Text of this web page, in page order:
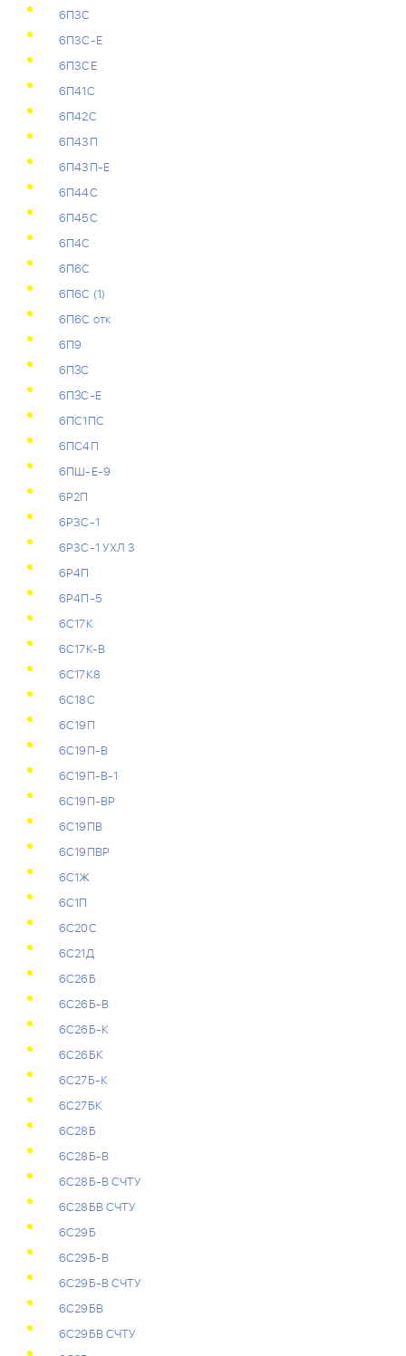
6П3С
6П3С-Е
6П3СЕ
6П41С
6П42С
6П43П
6П43П-Е
6П44С
6П45С
6П4С
6П6С
6П6С (1)
6П6С отк
6П9
6ПЗС
6ПЗС-Е
6ПС1ПС
6ПС4П
6ПШ-Е-9
6Р2П
6Р3С-1
6Р3С-1 УХЛ 3
6Р4П
6Р4П-5
6С17К
6С17К-В
6С17К8
6С18С
6С19П
6С19П-В
6С19П-В-1
6С19П-ВР
6С19ПВ
6С19ПВР
6С1Ж
6С1П
6С20С
6С21Д
6С26Б
6С26Б-В
6С26Б-К
6С26БК
6С27Б-К
6С27БК
6С28Б
6С28Б-В
6С28Б-В СЧТУ
6С28БВ СЧТУ
6С29Б
6С29Б-В
6С29Б-В СЧТУ
6С29БВ
6С29БВ СЧТУ